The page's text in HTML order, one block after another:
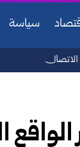
سياسة
الاتصال